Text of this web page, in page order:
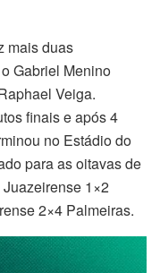
mais duas
Gabriel Menino
Veiga.
finais e após 4
no Estádio do
para as oitavas de
1×2
2×4 Palmeiras.